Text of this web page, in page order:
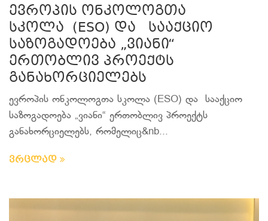
ევროპის ონკოლოგთა
სკოლა (ESO) და სააქციო
საზოგადოება „ვიანი“
ერთობლივ პროექტს
განახორციელებს
ევროპის ონკოლოგთა სკოლა (ESO) და სააქციო
საზოგადოება „ვიანი“ ერთობლივ პროექტს
განახორციელებს, რომელიც&nb...
ვრცლად